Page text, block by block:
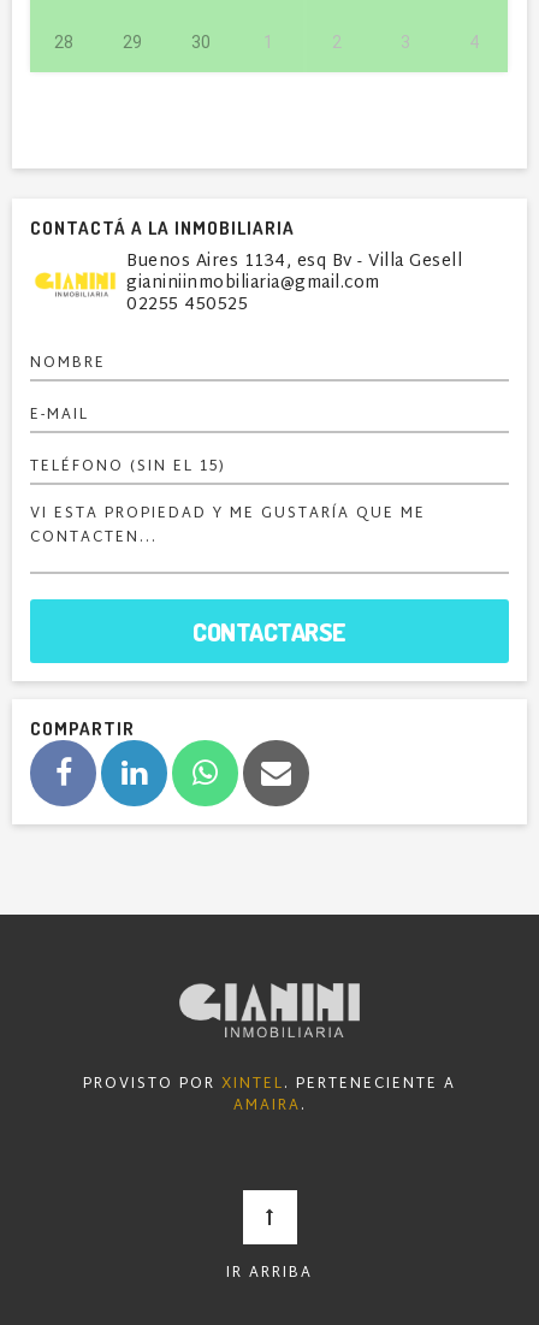
28 29 30 1 2 3 4
CONTACTÁ A LA INMOBILIARIA
Buenos Aires 1134, esq Bv - Villa Gesell
gianiniinmobiliaria@gmail.com
02255 450525
CONTACTARSE
COMPARTIR
PROVISTO POR XINTEL. PERTENECIENTE A
AMAIRA.
IR ARRIBA